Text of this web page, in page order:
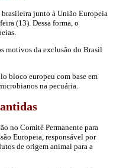
junto à União Europeia
(13). Dessa forma, o
motivos da exclusão do Brasil
bloco europeu com base em
na pecuária.
no Comitê Permanente para
Europeia, responsável por
de origem animal para a